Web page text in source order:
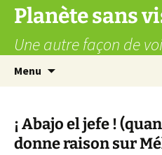
Aller
contenu
Planète sans
Une autre façon de
Menu
¡ Abajo el jefe !
donne raison sur